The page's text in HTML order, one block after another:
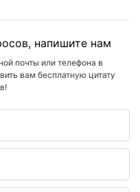
напишите нам
почты или телефона в
вам бесплатную цитату